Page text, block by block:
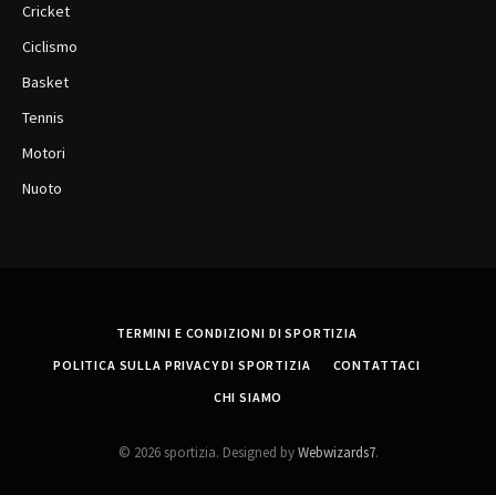
Cricket
Ciclismo
Basket
Tennis
Motori
Nuoto
TERMINI E CONDIZIONI DI SPORTIZIA
POLITICA SULLA PRIVACY DI SPORTIZIA
CONTATTACI
CHI SIAMO
© 2026 sportizia. Designed byWebwizards7.